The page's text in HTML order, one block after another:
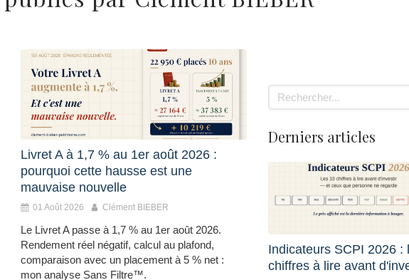
Livret A à 1,7 % au 1er août 2026 :
pourquoi cette hausse est une
mauvaise nouvelle
01 Août 2026 Clément BIEBER
Le Livret A passe à 1,7 % au 1er août 2026.
Rendement réel négatif, calcul au plafond,
comparaison avec un placement à 5 % net :
mon analyse Sans Filtre™.
Rechercher
Derniers articles
Indicateurs SCPI 2026 :
chiffres à lire avant